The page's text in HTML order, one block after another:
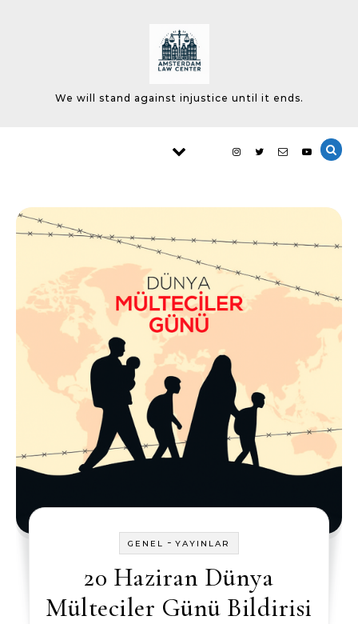
We will stand against injustice until it ends.
GENEL - YAYINLAR
20 Haziran Dünya
Mülteciler Günü Bildirisi